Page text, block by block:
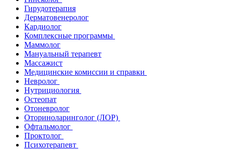
Гирудотерапия
Дерматовенеролог
Кардиолог
Комплексные программы
Маммолог
Мануальный терапевт
Массажист
Медицинские комиссии и справки
Невролог
Нутрициология
Остеопат
Отоневролог
Оториноларинголог (ЛОР)
Офтальмолог
Проктолог
Психотерапевт